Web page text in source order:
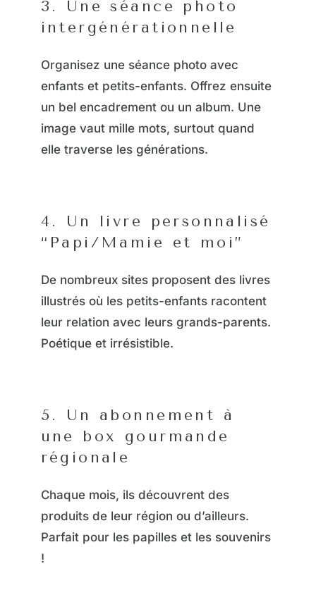
3. Une séance photo
intergénérationnelle
Organisez une séance photo avec
enfants et petits-enfants. Offrez ensuite
un bel encadrement ou un album. Une
image vaut mille mots, surtout quand
elle traverse les générations.
4. Un livre personnalisé
“Papi/Mamie et moi”
De nombreux sites proposent des livres
illustrés où les petits-enfants racontent
leur relation avec leurs grands-parents.
Poétique et irrésistible.
5. Un abonnement à
une box gourmande
régionale
Chaque mois, ils découvrent des
produits de leur région ou d’ailleurs.
Parfait pour les papilles et les souvenirs
!